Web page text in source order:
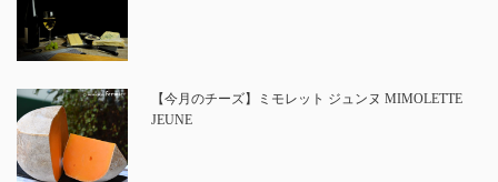
【今月のチーズ】ミモレット ジュンヌ MIMOLETTE
JEUNE